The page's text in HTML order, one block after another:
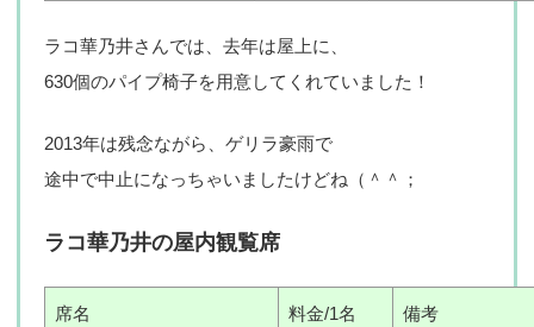
ラコ華乃井さんでは、去年は屋上に、
630個のパイプ椅子を用意してくれていました！
2013年は残念ながら、ゲリラ豪雨で
途中で中止になっちゃいましたけどね（＾＾；
ラコ華乃井の屋内観覧席
席名 料金/1名 備考